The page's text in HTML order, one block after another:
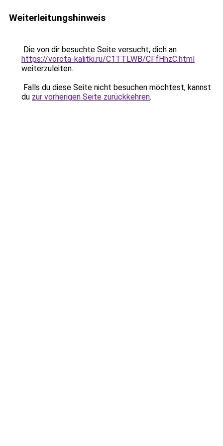
Weiterleitungshinweis
Die von dir besuchte Seite versucht, dich an
https://vorota-kalitki.ru/C1TTLWB/CFfHhzC.html
weiterzuleiten.
Falls du diese Seite nicht besuchen möchtest, kannst
du zur vorherigen Seite zurückkehren.